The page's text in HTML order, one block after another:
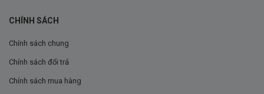
CHÍNH SÁCH
Chính sách chung
Chính sách đổi trả
Chính sách mua hàng